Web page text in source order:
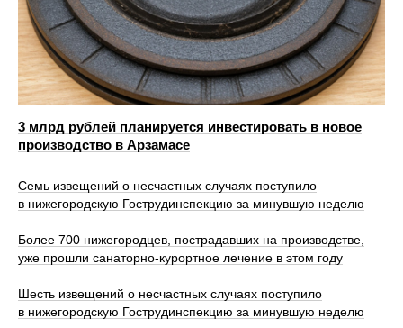
3 млрд рублей планируется инвестировать в новое
производство в Арзамасе
Семь извещений о несчастных случаях поступило
в нижегородскую Гострудинспекцию за минувшую неделю
Более 700 нижегородцев, пострадавших на производстве,
уже прошли санаторно‑курортное лечение в этом году
Шесть извещений о несчастных случаях поступило
в нижегородскую Гострудинспекцию за минувшую неделю